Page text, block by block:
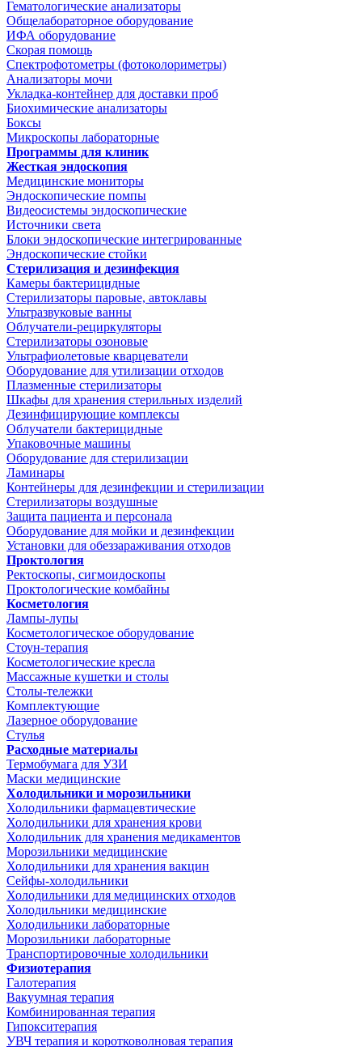
Гематологические анализаторы
Общелабораторное оборудование
ИФА оборудование
Скорая помощь
Спектрофотометры (фотоколориметры)
Анализаторы мочи
Укладка-контейнер для доставки проб
Биохимические анализаторы
Боксы
Микроскопы лабораторные
Программы для клиник
Жесткая эндоскопия
Медицинские мониторы
Эндоскопические помпы
Видеосистемы эндоскопические
Источники света
Блоки эндоскопические интегрированные
Эндоскопические стойки
Стерилизация и дезинфекция
Камеры бактерицидные
Стерилизаторы паровые, автоклавы
Ультразвуковые ванны
Облучатели-рециркуляторы
Стерилизаторы озоновые
Ультрафиолетовые кварцеватели
Оборудование для утилизации отходов
Плазменные стерилизаторы
Шкафы для хранения стерильных изделий
Дезинфицирующие комплексы
Облучатели бактерицидные
Упаковочные машины
Оборудование для стерилизации
Ламинары
Контейнеры для дезинфекции и стерилизации
Стерилизаторы воздушные
Защита пациента и персонала
Оборудование для мойки и дезинфекции
Установки для обеззараживания отходов
Проктология
Ректоскопы, сигмоидоскопы
Проктологические комбайны
Косметология
Лампы-лупы
Косметологическое оборудование
Стоун-терапия
Косметологические кресла
Массажные кушетки и столы
Столы-тележки
Комплектующие
Лазерное оборудование
Стулья
Расходные материалы
Термобумага для УЗИ
Маски медицинские
Холодильники и морозильники
Холодильники фармацевтические
Холодильники для хранения крови
Холодильник для хранения медикаментов
Морозильники медицинские
Холодильники для хранения вакцин
Сейфы-холодильники
Холодильники для медицинских отходов
Холодильники медицинские
Холодильники лабораторные
Морозильники лабораторные
Транспортировочные холодильники
Физиотерапия
Галотерапия
Вакуумная терапия
Комбинированная терапия
Гипокситерапия
УВЧ терапия и коротковолновая терапия